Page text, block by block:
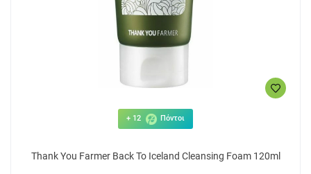
+ 12 Πόντοι
Thank You Farmer Back To Iceland Cleansing Foam 120ml